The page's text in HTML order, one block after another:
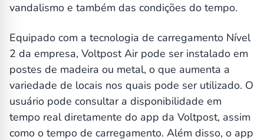
vandalismo e também das condições do tempo.
Equipado com a tecnologia de carregamento Nível
2 da empresa, Voltpost Air pode ser instalado em
postes de madeira ou metal, o que aumenta a
variedade de locais nos quais pode ser utilizado. O
usuário pode consultar a disponibilidade em
tempo real diretamente do app da Voltpost, assim
como o tempo de carregamento. Além disso, o app